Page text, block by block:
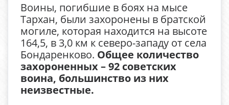
Воины, погибшие в боях на мысе
Тархан, были захоронены в братской
могиле, которая находится на высоте
164,5, в 3,0 км к северо-западу от села
Бондаренково. Общее количество
захороненных – 92 советских
воина, большинство из них
неизвестные.